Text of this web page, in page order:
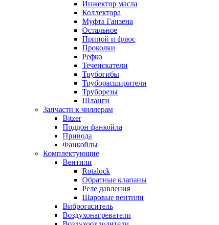
Инжектор масла
Коллектора
Муфта Ганзена
Остальное
Припой и флюс
Проколки
Рефко
Течеискатели
Трубогибы
Труборасширители
Труборезы
Шланги
Запчасти к чиллерам
Bitzer
Поддон фанкойла
Привода
Фанкойлы
Комплектующие
Вентили
Rotalock
Обратные клапаны
Реле давления
Шаровые вентили
Виброгаситель
Воздухонагреватели